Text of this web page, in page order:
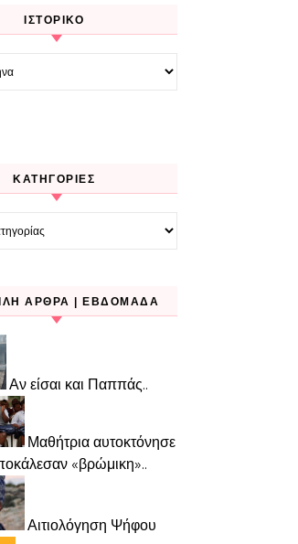
ΙΣΤΟΡΙΚΌ
KΑΤΗΓΟΡΊΕΣ
ΆΡΘΡΑ | ΕΒΔΟΜΆΔΑ
Αν είσαι και Παππάς..
Μαθήτρια αυτοκτόνησε
«βρώμικη»..
Αιτιολόγηση Ψήφου